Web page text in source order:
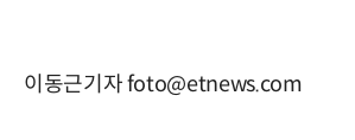
이동근기자 foto@etnews.com